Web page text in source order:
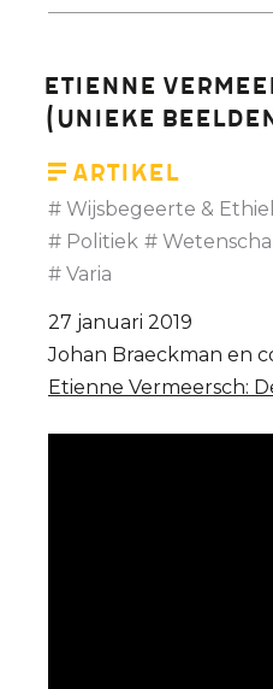
Etienne
(unieke
Artikel
Wijsbegeerte &
Politiek
Varia
27 januari 2019
Johan Braeckman en
Etienne Vermeersch: